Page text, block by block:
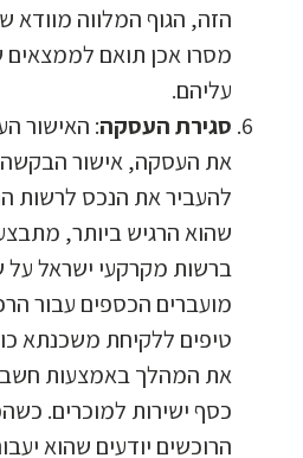
הזה, הגוף המלווה מוודא
מסרו אכן תואם לממצאים
עליהם.
סגירת העסקה: האישור
את העסקה, אישור הבקשה
להעביר את הנכס לרשות
שהוא הרגיש ביותר, מתבצע
ברשות מקרקעי ישראל על
מועברים הכספים עבור
טיפים ללקיחת משכנתא
את המהלך באמצעות חשבון
כסף ישירות למוכרים.
הרוכשים יודעים שהוא